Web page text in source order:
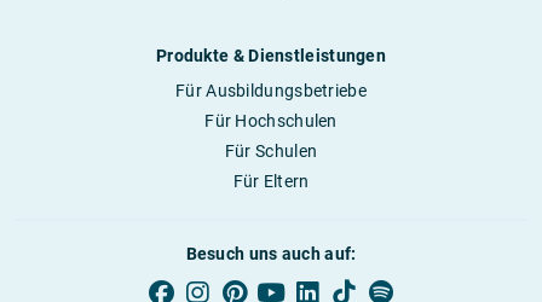
Produkte & Dienstleistungen
Für Ausbildungsbetriebe
Für Hochschulen
Für Schulen
Für Eltern
Besuch uns auch auf: